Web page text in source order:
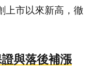
上市以來新高，徹
與落後補漲